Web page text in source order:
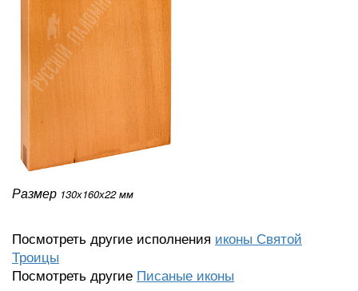
Размер 130х160х22 мм
Посмотреть другие исполнения иконы Святой
Троицы
Посмотреть другие Писаные иконы